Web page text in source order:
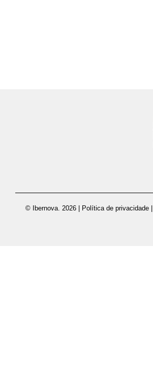
© Ibernova. 2026 | Política de privacidade